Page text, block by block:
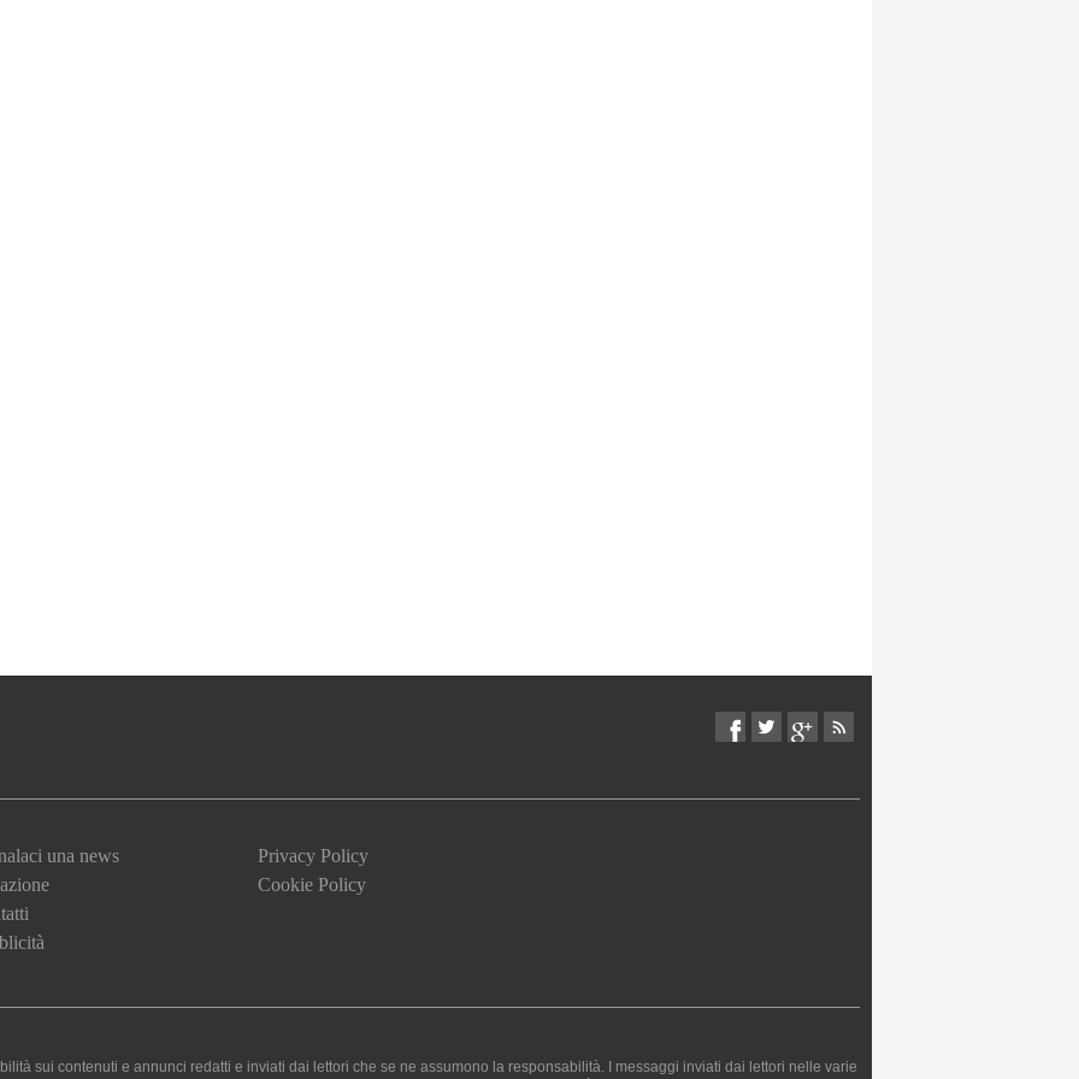
una news
Privacy Policy
Cookie Policy
sui contenuti e annunci redatti e inviati dai lettori che se ne assumono la responsabilità. I messaggi inviati dai lettori nelle varie